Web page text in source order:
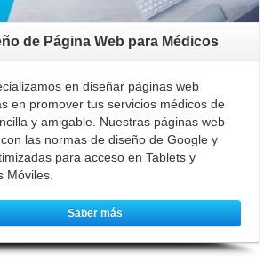
de Página Web para Médicos
en diseñar páginas web
en promover tus servicios médicos de
y amigable. Nuestras páginas web
las normas de diseño de Google y
para acceso en Tablets y
Móviles.
Saber más